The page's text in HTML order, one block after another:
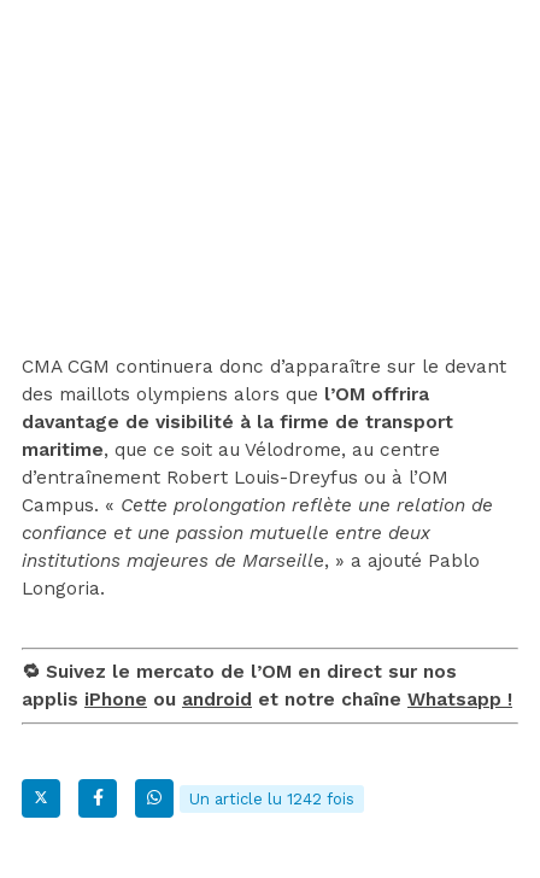
CMA CGM continuera donc d’apparaître sur le devant
des maillots olympiens alors que l’OM offrira
davantage de visibilité à la firme de transport
maritime, que ce soit au Vélodrome, au centre
d’entraînement Robert Louis-Dreyfus ou à l’OM
Campus. « Cette prolongation reflète une relation de
confiance et une passion mutuelle entre deux
institutions majeures de Marseille, » a ajouté Pablo
Longoria.
🔁 Suivez le mercato de l’OM en direct sur nos
applis iPhone ou android et notre chaîne Whatsapp !
Un article lu 1242 fois